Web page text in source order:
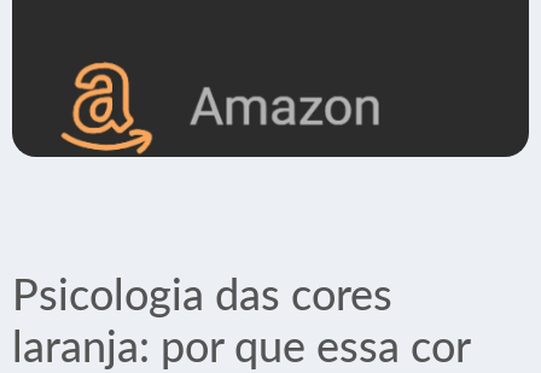
Psicologia das cores
laranja: por que essa cor